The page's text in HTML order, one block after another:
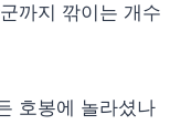
까지 깎이는 개수
호봉에 놀라셨나